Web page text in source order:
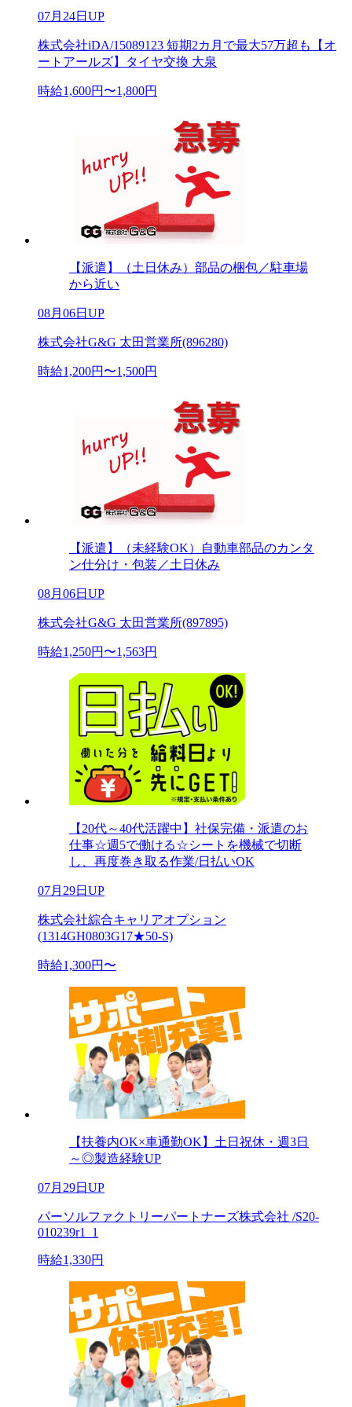
07月24日UP
株式会社iDA/15089123 短期2カ月で最大57万超も【オ
ートアールズ】タイヤ交換 大泉
時給1,600円〜1,800円
【派遣】（土日休み）部品の梱包／駐車場
から近い
08月06日UP
株式会社G&G 太田営業所(896280)
時給1,200円〜1,500円
【派遣】（未経験OK）自動車部品のカンタ
ン仕分け・包装／土日休み
08月06日UP
株式会社G&G 太田営業所(897895)
時給1,250円〜1,563円
【20代～40代活躍中】社保完備・派遣のお
仕事☆週5で働ける☆シートを機械で切断
し、再度巻き取る作業/日払いOK
07月29日UP
株式会社綜合キャリアオプション
(1314GH0803G17★50-S)
時給1,300円〜
【扶養内OK×車通勤OK】土日祝休・週3日
～◎製造経験UP
07月29日UP
パーソルファクトリーパートナーズ株式会社 /S20-
010239r1_1
時給1,330円